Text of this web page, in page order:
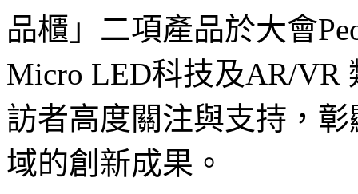
品櫃」二項產品於大會
Micro LED科技及AR/VR
訪者高度關注與支持，
域的創新成果。